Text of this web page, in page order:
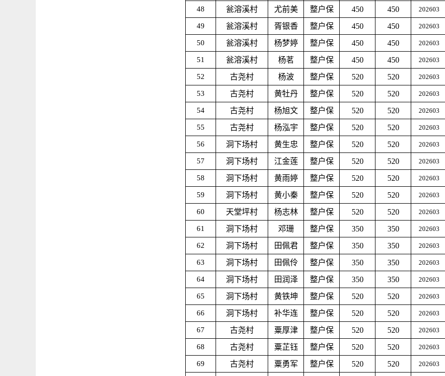
48 瓮溶溪村 尤前美 整户保 450 450 202603
49 瓮溶溪村 胥银香 整户保 450 450 202603
50 瓮溶溪村 杨梦婷 整户保 450 450 202603
51 瓮溶溪村 杨茗 整户保 450 450 202603
52 古尧村 杨波 整户保 520 520 202603
53 古尧村 黄牡丹 整户保 520 520 202603
54 古尧村 杨旭文 整户保 520 520 202603
55 古尧村 杨泓宇 整户保 520 520 202603
56 洞下场村 黄生忠 整户保 520 520 202603
57 洞下场村 江金莲 整户保 520 520 202603
58 洞下场村 黄雨婷 整户保 520 520 202603
59 洞下场村 黄小秦 整户保 520 520 202603
60 天堂坪村 杨志林 整户保 520 520 202603
61 洞下场村 邓珊 整户保 350 350 202603
62 洞下场村 田佩君 整户保 350 350 202603
63 洞下场村 田佩伶 整户保 350 350 202603
64 洞下场村 田润泽 整户保 350 350 202603
65 洞下场村 黄铁坤 整户保 520 520 202603
66 洞下场村 补华连 整户保 520 520 202603
67 古尧村 粟厚津 整户保 520 520 202603
68 古尧村 粟芷钰 整户保 520 520 202603
69 古尧村 粟勇军 整户保 520 520 202603